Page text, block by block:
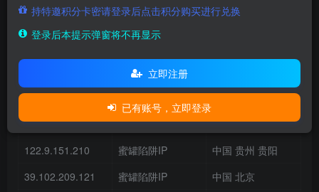
112.124.2.212
蜜罐陷阱IP
中国 浙江 杭州
123.56.171.81
蜜罐陷阱IP
蜜罐陷阱IP
49.0.252.39
蜜罐陷阱IP
中国 香港
121.43.154.123
蜜罐陷阱IP
中国 浙江 杭州
122.9.151.210
蜜罐陷阱IP
中国 贵州 贵阳
39.102.209.121
蜜罐陷阱IP
中国 北京
持特邀积分卡密请登录后点击积分购买进行兑换
登录后本提示弹窗将不再显示
立即注册
已有账号，立即登录